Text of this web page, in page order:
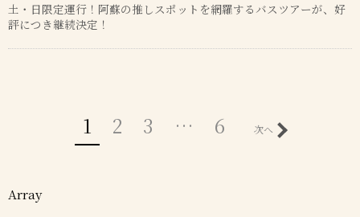
土・日限定運行！阿蘇の推しスポットを網羅するバスツアーが、好
評につき継続決定！
1 2 3 … 6 次へ
Array